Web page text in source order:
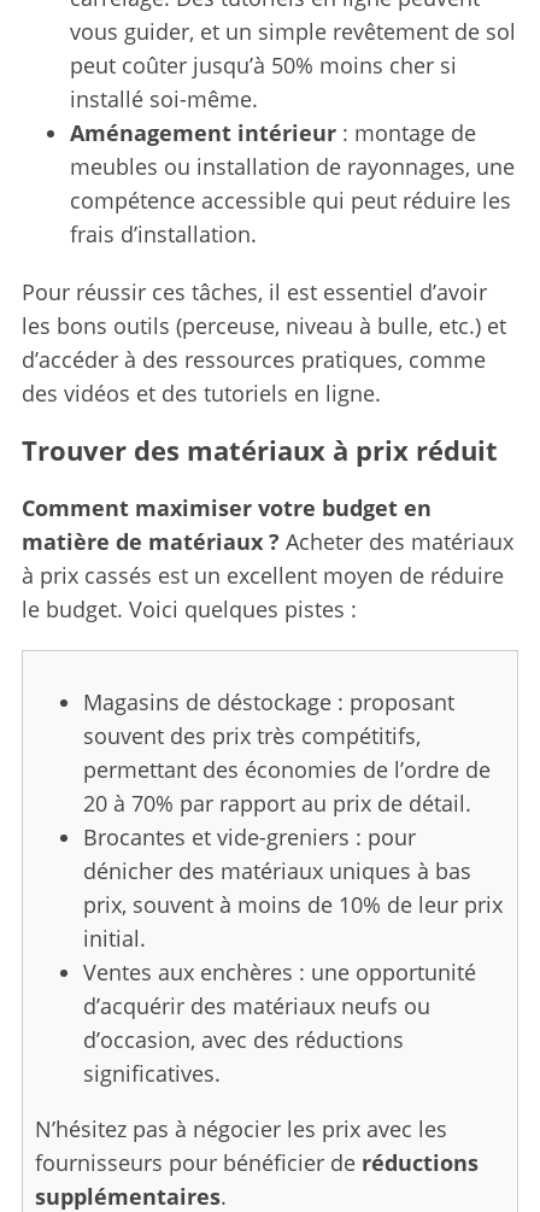
vous guider, et un simple revêtement de sol
peut coûter jusqu’à 50% moins cher si
installé soi-même.
Aménagement intérieur: montage de
meubles ou installation de rayonnages, une
compétence accessible qui peut réduire les
frais d’installation.
Pour réussir ces tâches, il est essentiel d’avoir
les bons outils (perceuse, niveau à bulle, etc.) et
d’accéder à des ressources pratiques, comme
des vidéos et des tutoriels en ligne.
Trouver des matériaux à prix réduit
Comment maximiser votre budget en
matière de matériaux ? Acheter des matériaux
à prix cassés est un excellent moyen de réduire
le budget. Voici quelques pistes :
Magasins de déstockage : proposant
souvent des prix très compétitifs,
permettant des économies de l’ordre de
20 à 70% par rapport au prix de détail.
Brocantes et vide-greniers : pour
dénicher des matériaux uniques à bas
prix, souvent à moins de 10% de leur prix
initial.
Ventes aux enchères : une opportunité
d’acquérir des matériaux neufs ou
d’occasion, avec des réductions
significatives.
N’hésitez pas à négocier les prix avec les
fournisseurs pour bénéficier de réductions
supplémentaires.
f
o
r